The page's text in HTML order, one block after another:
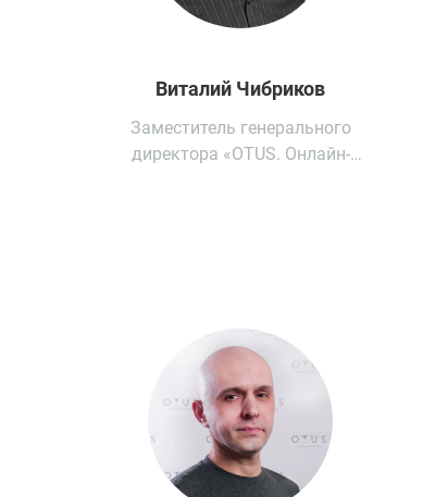
Виталий Чибриков
Заместитель генерального
директора «OTUS. Онлайн-